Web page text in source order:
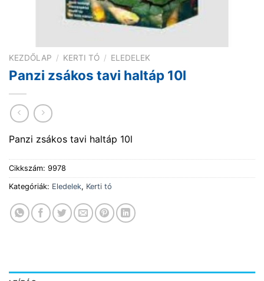
KEZDŐLAP / KERTI TÓ / ELEDELEK
Panzi zsákos tavi haltáp 10l
Panzi zsákos tavi haltáp 10l
Cikkszám: 9978
Kategóriák: Eledelek, Kerti tó